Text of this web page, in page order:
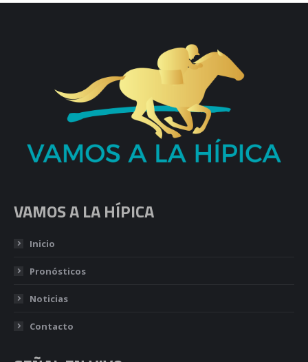
VAMOS A LA HÍPICA
Inicio
Pronósticos
Noticias
Contacto